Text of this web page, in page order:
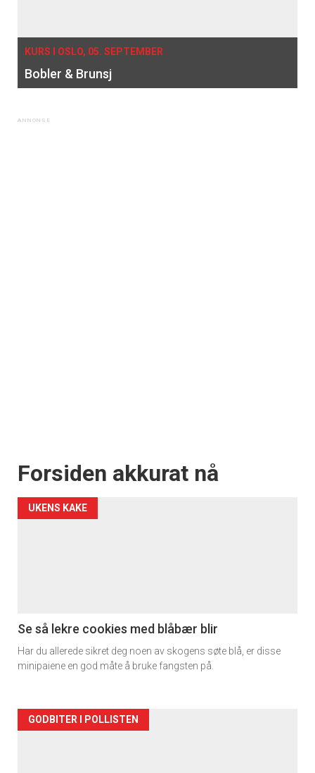
KURS I OSLO, 05. SEPTEMBER
Bobler & Brunsj
Forsiden akkurat nå
UKENS KAKE
Se så lekre cookies med blåbær blir
Har du allerede sikret deg noen av skogens søte blå, er disse
minipaiene en god måte å bruke fangsten på.
Forsiden
GODBITER I POLLISTEN